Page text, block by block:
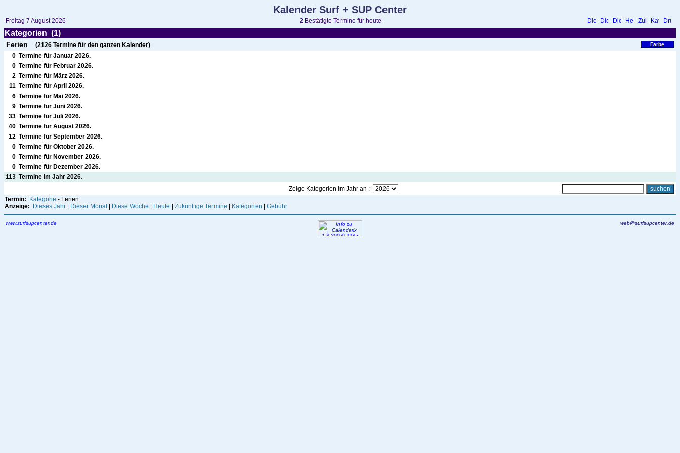
Kalender Surf + SUP Center
Freitag 7 August 2026 2Bestätigte Termine für heute
Kategorien (1)
Ferien (2126 Termine für den ganzen Kalender) Farbe
0 Termine für Januar 2026.
0 Termine für Februar 2026.
2 Termine für März 2026.
11 Termine für April 2026.
6 Termine für Mai 2026.
9 Termine für Juni 2026.
33 Termine für Juli 2026.
40 Termine für August 2026.
12 Termine für September 2026.
0 Termine für Oktober 2026.
0 Termine für November 2026.
0 Termine für Dezember 2026.
113 Termine im Jahr 2026.
Zeige Kategorien im Jahr an :
Termin:
Kategorie - Ferien
Anzeige:
Dieses Jahr Dieser Monat| Diese Woche Heute Zukünftige Termine Kategorien Gebühr
www.surfsupcenter.de web@surfsupcenter.de